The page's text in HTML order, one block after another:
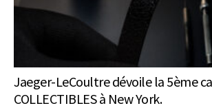
Jaeger-LeCoultre dévoile la 5ème
COLLECTIBLES à New York.